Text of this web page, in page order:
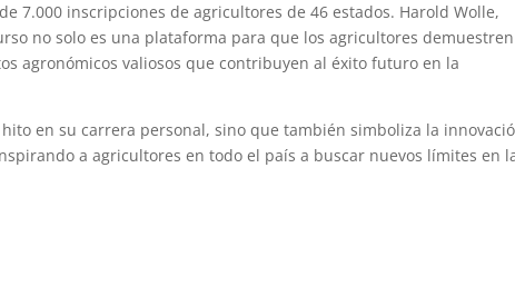
7.000 inscripciones de agricultores de 46 estados. Harold Wolle,
no solo es una plataforma para que los agricultores
agronómicos valiosos que contribuyen al éxito futuro en la
en su carrera personal, sino que también simboliza la
a agricultores en todo el país a buscar nuevos límites en